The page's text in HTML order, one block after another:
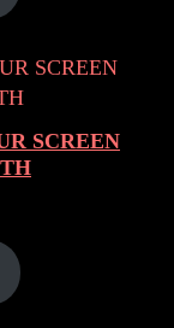
SCREEN